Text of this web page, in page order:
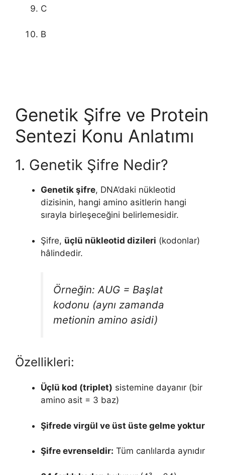
C
B
Genetik Şifre ve Protein
Sentezi Konu Anlatımı
1. Genetik Şifre Nedir?
Genetik şifre, DNA’daki nükleotid
dizisinin, hangi amino asitlerin hangi
sırayla birleşeceğini belirlemesidir.
Şifre, üçlü nükleotid dizileri (kodonlar)
hâlindedir.
Örneğin: AUG = Başlat
kodonu (aynı zamanda
metionin amino asidi)
Özellikleri:
Üçlü kod (triplet) sistemine dayanır (bir
amino asit = 3 baz)
Şifrede virgül ve üst üste gelme yoktur
Şifre evrenseldir: Tüm canlılarda aynıdır